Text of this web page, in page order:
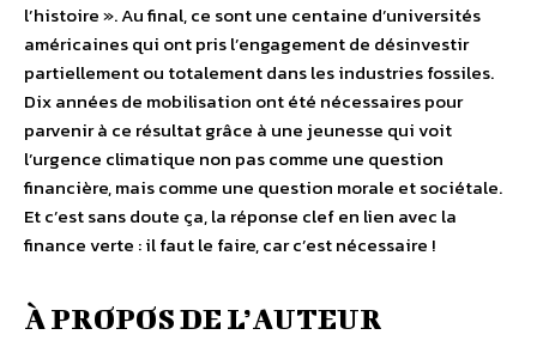
l’histoire ». Au final, ce sont une centaine d’universités
américaines qui ont pris l’engagement de désinvestir
partiellement ou totalement dans les industries fossiles.
Dix années de mobilisation ont été nécessaires pour
parvenir à ce résultat grâce à une jeunesse qui voit
l’urgence climatique non pas comme une question
financière, mais comme une question morale et sociétale.
Et c’est sans doute ça, la réponse clef en lien avec la
finance verte : il faut le faire, car c’est nécessaire !
À PROPOS DE L’AUTEUR